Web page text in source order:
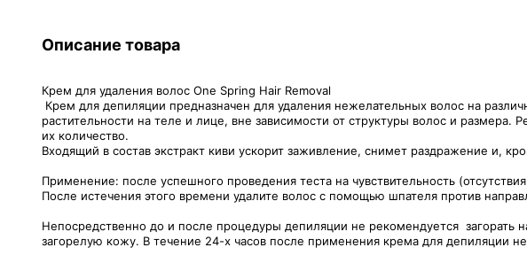
Описание товара
Крем для удаления волос One Spring Hair Removal
Крем для депиляции предназначен для удаления нежелательных волос на
растительности на теле и лице, вне зависимости от структуры волос и
их количество.
Входящий в состав экстракт киви ускорит заживление, снимет раздражение и,
Применение: после успешного проведения теста на чувствительность
После истечения этого времени удалите волос с помощью шпателя против
Непосредственно до и после процедуры депиляции не рекомендуется
загорелую кожу. В течение 24-х часов после применения крема для депиляции